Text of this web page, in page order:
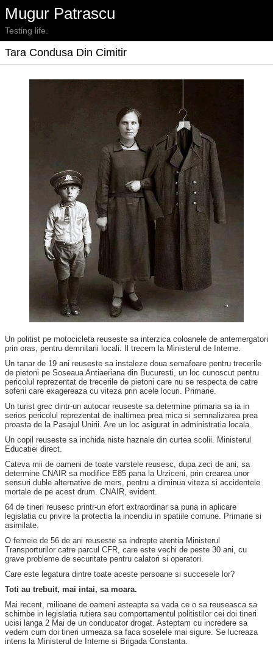
Mugur Patrascu
Testing life.
Tara Condusa Din Cimitir
Un politist pe motocicleta reuseste sa interzica coloanele de antemergatori
prin oras, pentru demnitarii locali. Il trecem la Ministerul de Interne.
Un tanar de 19 ani reuseste sa instaleze doua semafoare pentru trecerile
de pietoni pe Soseaua Antiaeriana din Bucuresti, un loc cunoscut pentru
pericolul reprezentat de trecerile de pietoni care nu se respecta de catre
soferii care exagereaza cu viteza prin acele locuri. Primarie.
Un turist grec dintr-un autocar reuseste sa determine primaria sa ia in
serios pericolul reprezentat de inaltimea prea mica si semnalizarea prea
proasta de la Pasajul Unirii. Are un loc asigurat in administratia locala.
Un copil reuseste sa inchida niste haznale din curtea scolii. Ministerul
Educatiei direct.
Cateva mii de oameni de toate varstele reusesc, dupa zeci de ani, sa
determine CNAIR sa modifice E85 pana la Urziceni, prin crearea unor
sensuri duble alternative de mers, pentru a diminua viteza si accidentele
mortale de pe acest drum. CNAIR, evident.
64 de tineri reusesc printr-un efort extraordinar sa puna in aplicare
legislatia cu privire la protectia la incendiu in spatiile comune. Primarie si
asimilate.
O femeie de 56 de ani reuseste sa indrepte atentia Ministerul
Transporturilor catre parcul CFR, care este vechi de peste 30 ani, cu
grave probleme de securitate pentru calatori si operatori.
Care este legatura dintre toate aceste persoane si succesele lor?
Toti au trebuit, mai intai, sa moara.
Mai recent, milioane de oameni asteapta sa vada ce o sa reuseasca sa
schimbe in legislatia rutiera sau comportamentul politistilor cei doi tineri
ucisi langa 2 Mai de un conducator drogat. Asteptam cu incredere sa
vedem cum doi tineri urmeaza sa faca soselele mai sigure. Se lucreaza
intens la Ministerul de Interne si Brigada Constanta.